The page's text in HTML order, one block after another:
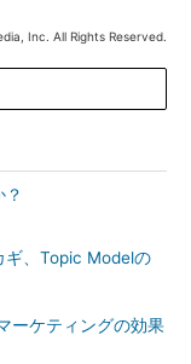
Inc. All Rights Reserved.
、Topic Modelの
ーケティングの効果